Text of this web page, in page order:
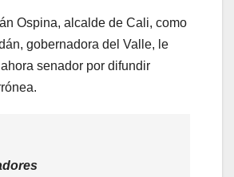
Ospina, alcalde de Cali, como
gobernadora del Valle, le
senador por difundir